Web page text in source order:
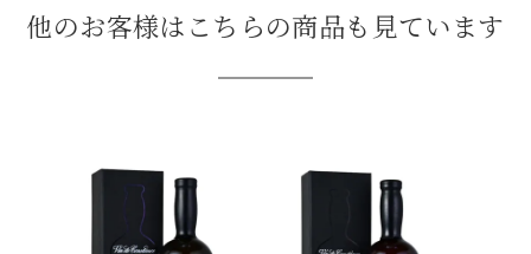
他のお客様はこちらの商品も見ています